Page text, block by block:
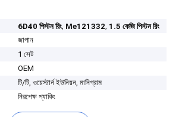
6D40 পিস্টন রিং, Me121332, 1.5 কেজি পিস্টন রিং
জাপান
1 সেট
OEM
টি/টি, ওয়েস্টার্ন ইউনিয়ন, মানিগ্রাম
নিরপেক্ষ প্যাকিং